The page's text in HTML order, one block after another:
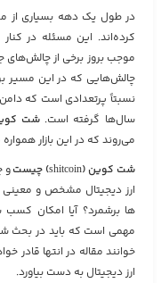
در طول یک دهه بسیاری از
کرده‌اند. این مسئله در
موجب بروز برخی از چالش‌های
چالش‌هایی که در این مسیر
نسبتاً پرتعدادی است که دامن
سال‌ها گرفته است. شت
می‌روند که در این بازار
شت کوین (shitcoin) چیست
و
ارز دیجیتال مشخص و
ها برشمرد؟ آیا امکان
مهمی است که باید در بحث
خوانند مقاله در انتها قادر
ارز دیجیتال به دست بیاورد.